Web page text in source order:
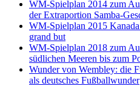
WM-Spielplan 2014 zum
der Extraportion Samba-
WM-Spielplan 2015
grand but
WM-Spielplan 2018 zum
südlichen Meeren bis zum
Wunder von Wembley: die
als deutsches Fußballwunder